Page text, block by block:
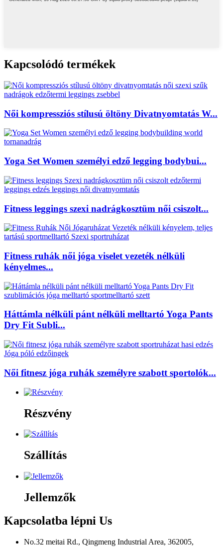
Kapcsolódó termékek
Női kompressziós stílusú öltöny Divatnyomtatás W...
Yoga Set Women személyi edző legging bodybui...
Fitness leggings szexi nadrágkosztüm női csiszolt...
Fitness ruhák női jóga viselet vezeték nélküli
kényelmes...
Háttámla nélküli pánt nélküli melltartó Yoga Pants
Dry Fit Subli...
Női fitnesz jóga ruhák személyre szabott sportolók...
Részvény
Szállítás
Jellemzők
Kapcsolatba lépni Us
No.32 meitai Rd., Qingmeng Industrial Area, 362005,